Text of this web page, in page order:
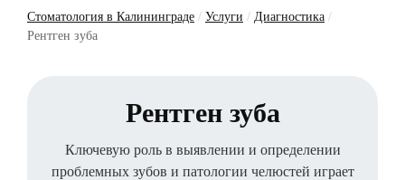
Стоматология в Калининграде / Услуги / Диагностика /
Рентген зуба
Рентген зуба
Ключевую роль в выявлении и определении
проблемных зубов и патологии челюстей играет